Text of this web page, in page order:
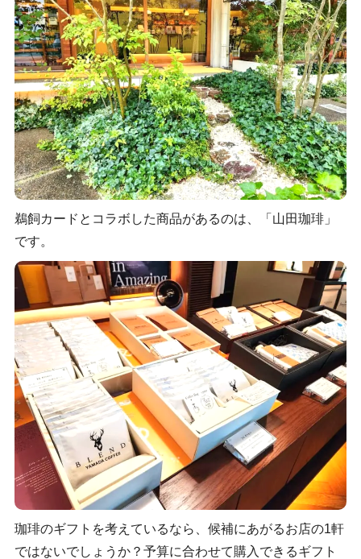
鵜飼カードとコラボした商品があるのは、「山田珈琲」
です。
珈琲のギフトを考えているなら、候補にあがるお店の1軒
ではないでしょうか？予算に合わせて購入できるギフト